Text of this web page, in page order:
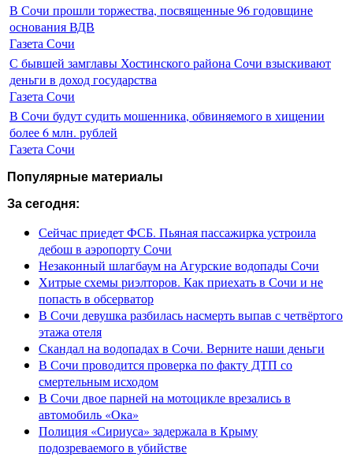
В Сочи прошли торжества, посвященные 96 годовщине
основания ВДВ
Газета Сочи
С бывшей замглавы Хостинского района Сочи взыскивают
деньги в доход государства
Газета Сочи
В Сочи будут судить мошенника, обвиняемого в хищении
более 6 млн. рублей
Газета Сочи
Популярные материалы
За сегодня:
Сейчас приедет ФСБ. Пьяная пассажирка устроила
дебош в аэропорту Сочи
Незаконный шлагбаум на Агурские водопады Сочи
Хитрые схемы риэлторов. Как приехать в Сочи и не
попасть в обсерватор
В Сочи девушка разбилась насмерть выпав с четвёртого
этажа отеля
Скандал на водопадах в Сочи. Верните наши деньги
В Сочи проводится проверка по факту ДТП со
смертельным исходом
В Сочи двое парней на мотоцикле врезались в
автомобиль «Ока»
Полиция «Сириуса» задержала в Крыму
подозреваемого в убийстве